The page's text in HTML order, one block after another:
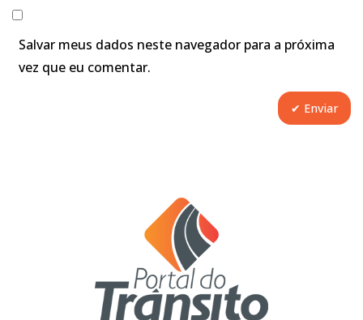
Salvar meus dados neste navegador para a próxima
vez que eu comentar.